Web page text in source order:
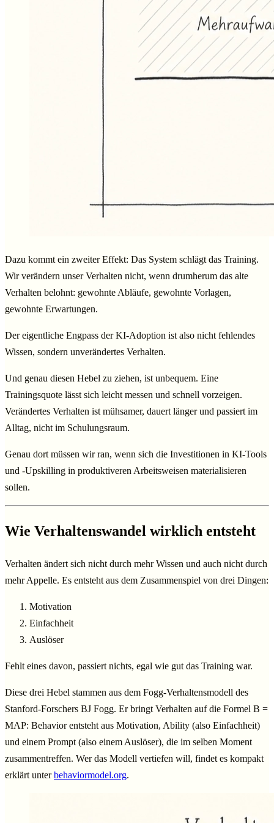
Dazu kommt ein zweiter Effekt: Das System schlägt das Training.
Wir verändern unser Verhalten nicht, wenn drumherum das alte
Verhalten belohnt: gewohnte Abläufe, gewohnte Vorlagen,
gewohnte Erwartungen.
Der eigentliche Engpass der KI-Adoption ist also nicht fehlendes
Wissen, sondern unverändertes Verhalten.
Und genau diesen Hebel zu ziehen, ist unbequem. Eine
Trainingsquote lässt sich leicht messen und schnell vorzeigen.
Verändertes Verhalten ist mühsamer, dauert länger und passiert im
Alltag, nicht im Schulungsraum.
Genau dort müssen wir ran, wenn sich die Investitionen in KI-Tools
und -Upskilling in produktiveren Arbeitsweisen materialisieren
sollen.
Wie Verhaltenswandel wirklich entsteht
Verhalten ändert sich nicht durch mehr Wissen und auch nicht durch
mehr Appelle. Es entsteht aus dem Zusammenspiel von drei Dingen:
Motivation
Einfachheit
Auslöser
Fehlt eines davon, passiert nichts, egal wie gut das Training war.
Diese drei Hebel stammen aus dem Fogg-Verhaltensmodell des
Stanford-Forschers BJ Fogg. Er bringt Verhalten auf die Formel B =
MAP: Behavior entsteht aus Motivation, Ability (also Einfachheit)
und einem Prompt (also einem Auslöser), die im selben Moment
zusammentreffen. Wer das Modell vertiefen will, findet es kompakt
erklärt unterbehaviormodel.org.